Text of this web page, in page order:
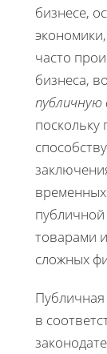
бизнесе,
часто
бизнеса,
товарами
сложных
в